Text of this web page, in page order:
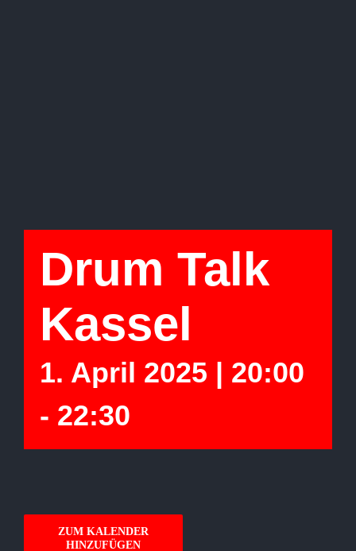
Drum Talk
Kassel
1. April 2025 | 20:00
- 22:30
ZUM KALENDER
HINZUFÜGEN